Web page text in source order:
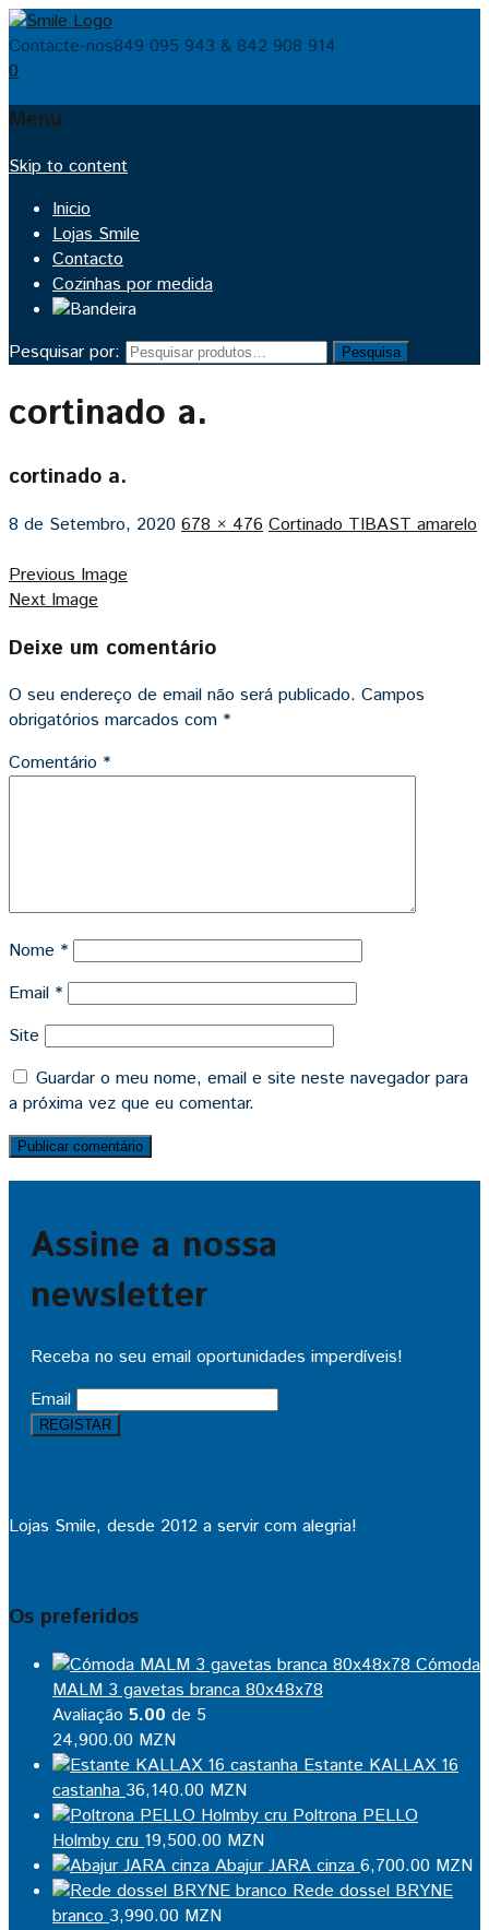
Contacte-nos849 095 943 & 842 908 914
0
Menu
Skip to content
Inicio
Lojas Smile
Contacto
Cozinhas por medida
Pesquisar por: Pesquisa
cortinado a.
cortinado a.
8 de Setembro, 2020 678 × 476 Cortinado TIBAST amarelo
Previous Image
Next Image
Deixe um comentário
O seu endereço de email não será publicado. Campos
obrigatórios marcados com *
Comentário *
Nome *
Email *
Site
Guardar o meu nome, email e site neste navegador para
a próxima vez que eu comentar.
Assine a nossa
newsletter
Receba no seu email oportunidades imperdíveis!
Email
Lojas Smile, desde 2012 a servir com alegria!
Os preferidos
Cómoda
MALM 3 gavetas branca 80x48x78
Avaliação 5.00 de 5
24,900.00 MZN
Estante KALLAX 16
castanha 36,140.00 MZN
Poltrona PELLO
Holmby cru 19,500.00 MZN
Abajur JARA cinza 6,700.00 MZN
Rede dossel BRYNE
branco 3,990.00 MZN